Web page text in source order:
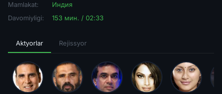
Mamlakat:
Индия
Davomiyligi:
153 мин. / 02:33
Aktyorlar Rejissyor